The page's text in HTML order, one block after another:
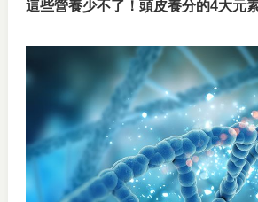
這些營養少不了！頭皮養分的4大元